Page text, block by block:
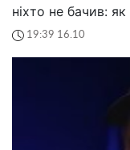
ніхто не бачив: як
19:39 16.10